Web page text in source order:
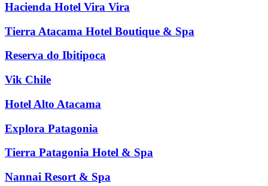
Hacienda Hotel Vira Vira
Tierra Atacama Hotel Boutique & Spa
Reserva do Ibitipoca
Vik Chile
Hotel Alto Atacama
Explora Patagonia
Tierra Patagonia Hotel & Spa
Nannai Resort & Spa